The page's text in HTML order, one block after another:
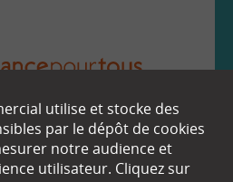
SAVOIR
utilise et stocke des
par le dépôt de cookies
notre audience et
utilisateur. Cliquez sur